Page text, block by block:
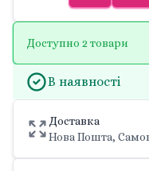
Доступно 2 товари
В наявності
Доставка
Нова Пошта,